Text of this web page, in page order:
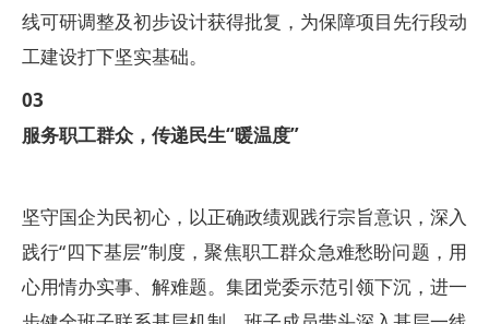
线可研调整及初步设计获得批复，为保障项目先行段动
工建设打下坚实基础。
03
服务职工群众，传递民生“暖温度”
坚守国企为民初心，以正确政绩观践行宗旨意识，深入
践行“四下基层”制度，聚焦职工群众急难愁盼问题，用
心用情办实事、解难题。集团党委示范引领下沉，进一